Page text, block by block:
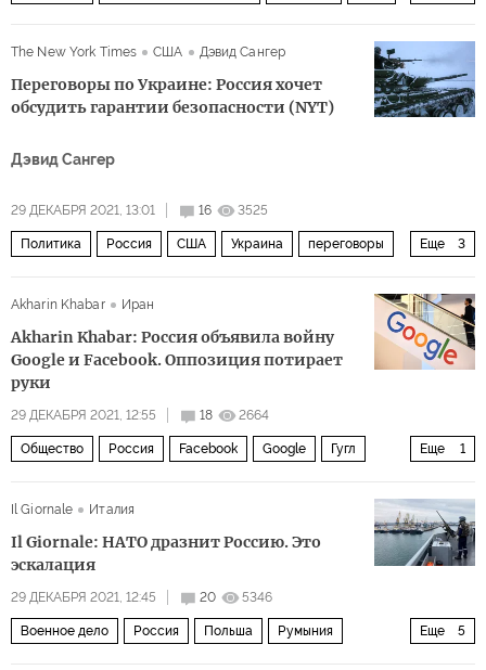
The New York Times
США Дэвид Сангер
Переговоры по Украине: Россия хочет
обсудить гарантии безопасности (NYT)
Дэвид Сангер
29 ДЕКАБРЯ 2021, 13:01 16 3525
Еще 3
Политика Россия США Украина переговоры
Akharin Khabar
Иран
Akharin Khabar: Россия объявила войну
Google и Facebook. Оппозиция потирает
руки
29 ДЕКАБРЯ 2021, 12:55 18 2664
Еще 1
Общество Россия Facebook Google Гугл
Il Giornale
Италия
Il Giornale: НАТО дразнит Россию. Это
эскалация
29 ДЕКАБРЯ 2021, 12:45 20 5346
Еще 5
Военное дело Россия Польша Румыния